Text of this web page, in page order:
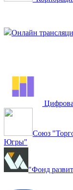
Онлайн
Союз
Югры"
"Фонд